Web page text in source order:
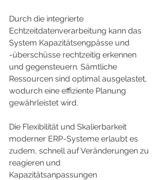
Durch die integrierte
Echtzeitdatenverarbeitung kann das
System Kapazitätsengpässe und
-überschüsse rechtzeitig erkennen
und gegensteuern. Sämtliche
Ressourcen sind optimal ausgelastet,
wodurch eine effiziente Planung
gewährleistet wird.
Die Flexibilität und Skalierbarkeit
moderner ERP-Systeme erlaubt es
zudem, schnell auf Veränderungen zu
reagieren und
Kapazitätsanpassungen